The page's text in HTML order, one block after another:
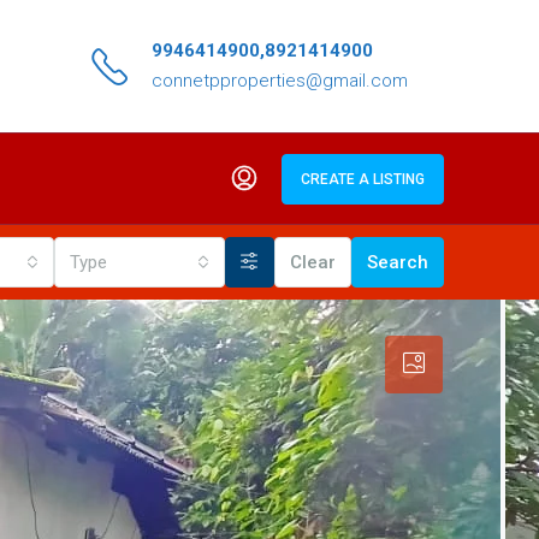
9946414900,8921414900
connetpproperties@gmail.com
CREATE A LISTING
Type Clear Search